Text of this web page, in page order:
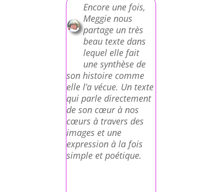
Encore une fois,
Meggie nous
partage un très
beau texte dans
lequel elle fait
une synthèse de
son histoire comme
elle l’a vécue. Un texte
qui parle directement
de son cœur à nos
cœurs à travers des
images et une
expression à la fois
simple et poétique.